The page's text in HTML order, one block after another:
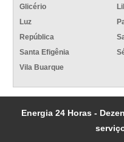
Glicério
Luz
República
Santa Efigênia
Vila Buarque
Energia 24 Horas -